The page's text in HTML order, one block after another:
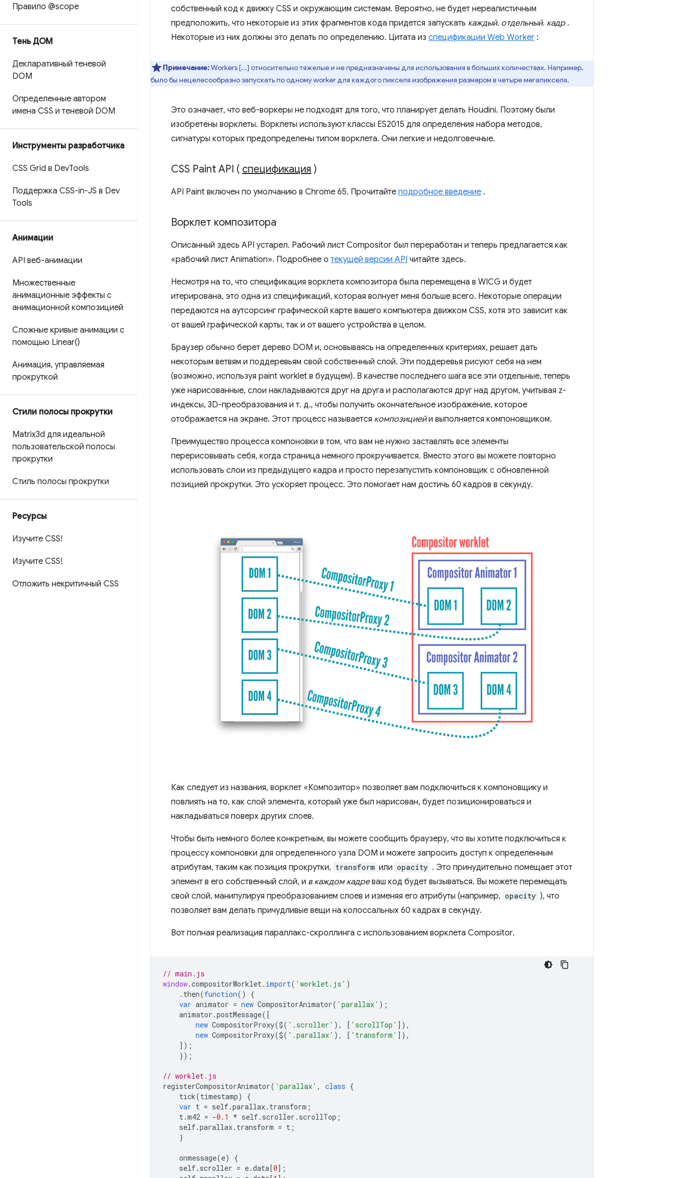
Правило @scope
Тень ДОМ
Декларативный теневой
DOM
Определенные автором
имена CSS и теневой DOM
Инструменты разработчика
CSS Grid в DevTools
Поддержка CSS-in-JS в Dev
Tools
Анимации
API веб-анимации
Множественные
анимационные эффекты с
анимационной композицией
Сложные кривые анимации с
помощью Linear()
Анимация, управляемая
прокруткой
Стили полосы прокрутки
Matrix3d ​​для идеальной
пользовательской полосы
прокрутки
Стиль полосы прокрутки
Ресурсы
Изучите CSS!
Изучите CSS!
Отложить некритичный CSS
собственный код к движку CSS и окружающим системам. Вероятно, не будет нереалистичным
предположить, что некоторые из этих фрагментов кода придется запускать каждый. отдельный. кадр.
Некоторые из них должны это делать по определению. Цитата из спецификации Web Worker :
Примечание:Workers [...] относительно тяжелые и не предназначены для использования в больших количествах. Например,
было бы нецелесообразно запускать по одному worker для каждого пикселя изображения размером в четыре мегапикселя.
Это означает, что веб-воркеры не подходят для того, что планирует делать Houdini. Поэтому были
изобретены ворклеты. Ворклеты используют классы ES2015 для определения набора методов,
сигнатуры которых предопределены типом ворклета. Они легкие и недолговечные.
CSS Paint API ( спецификация )
API Paint включен по умолчанию в Chrome 65. Прочитайте подробное введение .
Ворклет композитора
Описанный здесь API устарел. Рабочий лист Compositor был переработан и теперь предлагается как
«рабочий лист Animation». Подробнее о текущей версии API читайте здесь.
Несмотря на то, что спецификация ворклета композитора была перемещена в WICG и будет
итерирована, это одна из спецификаций, которая волнует меня больше всего. Некоторые операции
передаются на аутсорсинг графической карте вашего компьютера движком CSS, хотя это зависит как
от вашей графической карты, так и от вашего устройства в целом.
Браузер обычно берет дерево DOM и, основываясь на определенных критериях, решает дать
некоторым ветвям и поддеревьям свой собственный слой. Эти поддеревья рисуют себя на нем
(возможно, используя paint worklet в будущем). В качестве последнего шага все эти отдельные, теперь
уже нарисованные, слои накладываются друг на друга и располагаются друг над другом, учитывая z-
индексы, 3D-преобразования и т. д., чтобы получить окончательное изображение, которое
отображается на экране. Этот процесс называется композициейи выполняется компоновщиком.
Преимущество процесса компоновки в том, что вам не нужно заставлять все элементы
перерисовывать себя, когда страница немного прокручивается. Вместо этого вы можете повторно
использовать слои из предыдущего кадра и просто перезапустить компоновщик с обновленной
позицией прокрутки. Это ускоряет процесс. Это помогает нам достичь 60 кадров в секунду.
Как следует из названия, ворклет «Композитор» позволяет вам подключиться к компоновщику и
повлиять на то, как слой элемента, который уже был нарисован, будет позиционироваться и
накладываться поверх других слоев.
Чтобы быть немного более конкретным, вы можете сообщить браузеру, что вы хотите подключиться к
процессу компоновки для определенного узла DOM и можете запросить доступ к определенным
атрибутам, таким как позиция прокрутки, transform или opacity . Это принудительно помещает этот
элемент в его собственный слой, и в каждом кадреваш код будет вызываться. Вы можете перемещать
свой слой, манипулируя преобразованием слоев и изменяя его атрибуты (например, opacity ), что
позволяет вам делать причудливые вещи на колоссальных 60 кадрах в секунду.
Вот полная реализация параллакс-скроллинга с использованием ворклета Compositor.
// main.js
window.compositorWorklet. import( 'worklet.js' )
. then(function()
{
var animator = new CompositorAnimator( 'parallax' );
animator .postMessage([
new CompositorProxy($( '.scroller' ), [ 'scrollTop' ]),
new CompositorProxy($( '.parallax' ), [ 'transform' ]),
]);
});
// worklet.js
registerCompositorAnimator( 'parallax' , class {
tick(timestamp)
{
var t = self.parallax. transform ;
t.m42 = -0.1 * self. scroller . scrollTop ;
self.parallax. transform = t ;
}
onmessage(e)
{
self. scroller = e.data[0];